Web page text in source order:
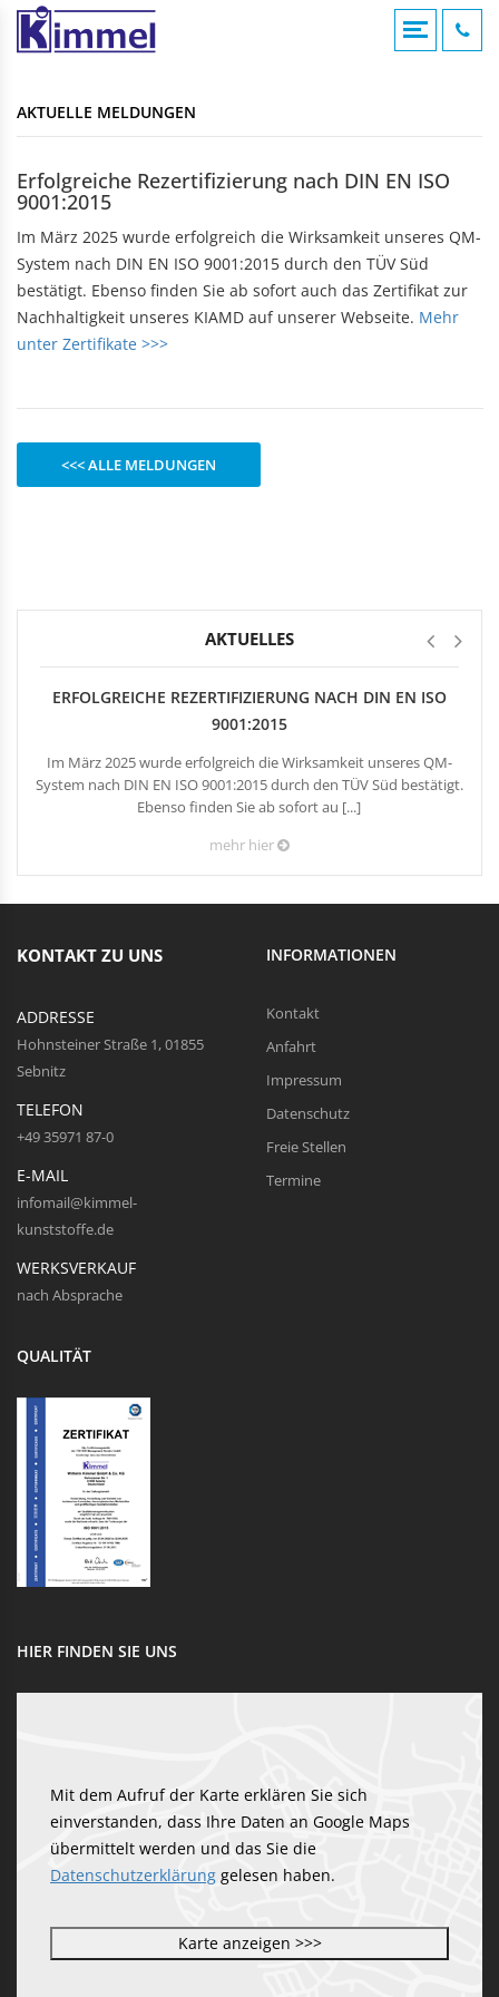
Übersicht
Anwendungsgebiete
Nomenklatur
Bearbeitungshinweise
Lohnarbeiten
KIAMID
zu den Produkten
SEBAMID
zu den Produkten
Übersicht
BADEWANNEN
Eckbadewannen
Rechteckwannen
Sechseckwannen
Achteckwannen
Rund- und Ovalwannen
Babywannen
DUSCHWANNEN
Übersicht
MASCHINENTECHNIK
Maschinen
KLAPPBECHER
Historie
ARTIKEL A BIS Z
299 kleine Helfer
Kabelklemmbügel
AKTUELLE MELDUNGEN
KONTAKTFOMULAR
DATENSCHUTZ
AKTUELLE MELDUNGEN
Erfolgreiche Rezertifizierung nach DIN EN ISO
9001:2015
Im März 2025 wurde erfolgreich die Wirksamkeit unseres QM-
System nach DIN EN ISO 9001:2015 durch den TÜV Süd
bestätigt. Ebenso finden Sie ab sofort auch das Zertifikat zur
Nachhaltigkeit unseres KIAMD auf unserer Webseite. Mehr
unter Zertifikate >>>
<<< ALLE MELDUNGEN
AKTUELLES
ERFOLGREICHE REZERTIFIZIERUNG NACH DIN EN ISO
9001:2015
Im März 2025 wurde erfolgreich die Wirksamkeit unseres QM-
System nach DIN EN ISO 9001:2015 durch den TÜV Süd bestätigt.
Ebenso finden Sie ab sofort au [...]
mehr hier
KONTAKT ZU UNS
ADDRESSE
Hohnsteiner Straße 1, 01855
Sebnitz
TELEFON
+49 35971 87-0
E-MAIL
infomail@kimmel-
kunststoffe.de
WERKSVERKAUF
nach Absprache
INFORMATIONEN
Kontakt
Anfahrt
Impressum
Datenschutz
Freie Stellen
Termine
QUALITÄT
HIER FINDEN SIE UNS
Mit dem Aufruf der Karte erklären Sie sich
einverstanden, dass Ihre Daten an Google Maps
übermittelt werden und das Sie die
Datenschutzerklärung gelesen haben.